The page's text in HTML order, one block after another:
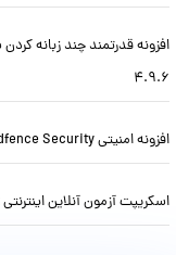
4.9.6
افزونه امنیتی Wordfence Security وردپرس نسخه 8.1.4
اسکریپت آزمون آنلاین اینترنتی ProQuiz نسخه 2.0.2